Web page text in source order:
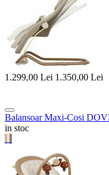
1.299,00 Lei 1.350,00 Lei
Balansoar Maxi-Cosi
in stoc